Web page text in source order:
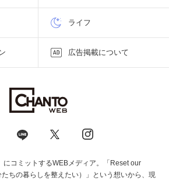
ライフ
広告掲載について
にコミットするWEBメディア。「Reset our
ちの暮らしを整えたい）」という想いから、現